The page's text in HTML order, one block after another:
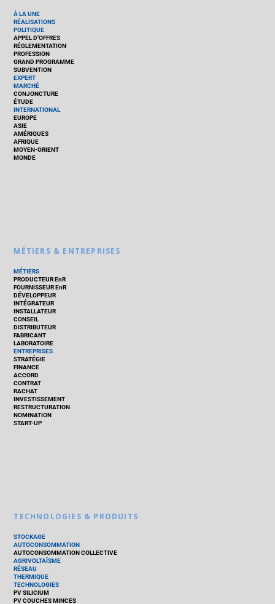
À LA UNE
RÉALISATIONS
POLITIQUE
APPEL D’OFFRES
RÉGLEMENTATION
PROFESSION
GRAND PROGRAMME
SUBVENTION
EXPERT
MARCHÉ
CONJONCTURE
ÉTUDE
INTERNATIONAL
EUROPE
ASIE
AMÉRIQUES
AFRIQUE
MOYEN-ORIENT
MONDE
MÉTIERS & ENTREPRISES
MÉTIERS
PRODUCTEUR EnR
FOURNISSEUR EnR
DÉVELOPPEUR
INTÉGRATEUR
INSTALLATEUR
CONSEIL
DISTRIBUTEUR
FABRICANT
LABORATOIRE
ENTREPRISES
STRATÉGIE
FINANCE
ACCORD
CONTRAT
RACHAT
INVESTISSEMENT
RESTRUCTURATION
NOMINATION
START-UP
TECHNOLOGIES & PRODUITS
STOCKAGE
AUTOCONSOMMATION
AUTOCONSOMMATION COLLECTIVE
AGRIVOLTAÏSME
RÉSEAU
THERMIQUE
TECHNOLOGIES
PV SILICIUM
PV COUCHES MINCES